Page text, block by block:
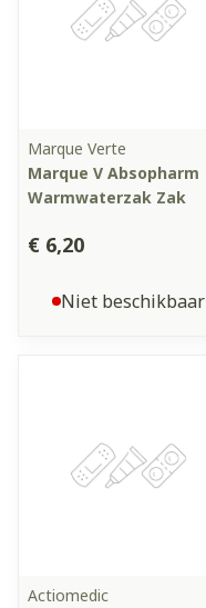
Marque Verte
Marque V Absopharm
Warmwaterzak Zak
€ 6,20
Niet beschikbaar
Actiomedic